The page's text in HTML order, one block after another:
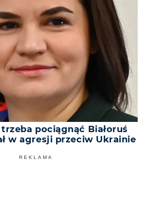
pociągnąć Białoruś
w agresji przeciw Ukrainie
REKLAMA